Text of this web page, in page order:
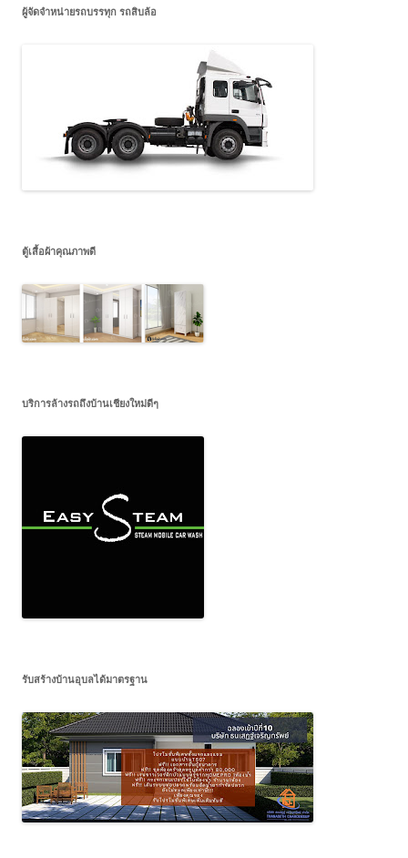
ผู้จัดจำหน่ายรถบรรทุก รถสิบล้อ
ตู้เสื้อผ้าคุณภาพดี
บริการล้างรถถึงบ้านเชียงใหม่ดีๆ
รับสร้างบ้านอุบลได้มาตรฐาน